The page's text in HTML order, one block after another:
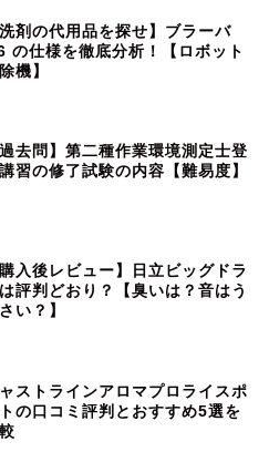
洗剤の代用品を探せ】ブラーバ
の仕様を徹底分析！【ロボット
機】
過去問】第二種作業環境測定士登
習の修了試験の内容【難易度】
購入後レビュー】日立ビッグドラ
評判どおり？【臭いは？音はう
い？】
ストラインアロマプロライスポ
の口コミ評判とおすすめ5選を